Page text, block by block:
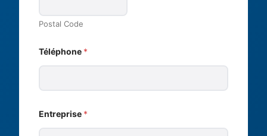
i
s
Postal Code
Téléphone *
Entreprise *